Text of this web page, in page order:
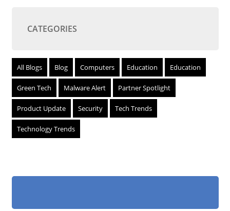
CATEGORIES
All Blogs Blog Computers Education Education
Green Tech Malware Alert Partner Spotlight
Product Update Security Tech Trends
Technology Trends